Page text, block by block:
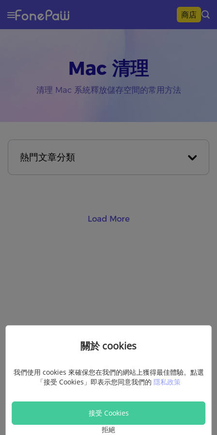
商店
Mac 清理
清理 Mac 系統釋放儲存空間的常用方法
Load More
熱門文章分類
關於 cookies
我們使用 cookies 來確保您在我們的網站上獲得最佳體驗。點選
「接受 Cookies」即表示您同意我們的 隱私政策
接受 Cookies
拒絕